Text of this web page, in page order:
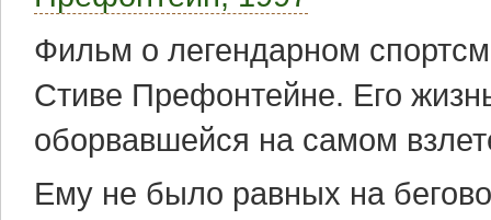
Фильм о легендарном
Стиве Префонтейне. Его
оборвавшейся на самом
Ему не было равных на